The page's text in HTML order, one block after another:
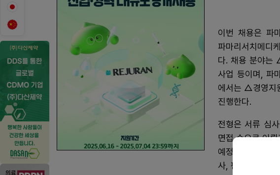
이번 채용은 파
파마리서치메디
다. 채용 분야
사업 등이며, 파
에서는 △경영지
진행한다.
전형은 서류 심
면접 순으로 이
예정이다. 근무
사, 판교 R&D센